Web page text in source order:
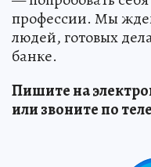
профессии. Мы
людей, готовых
банке.
Пишите на
или звоните по